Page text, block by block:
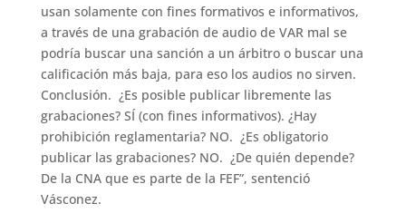
usan solamente con fines formativos e informativos,
a través de una grabación de audio de VAR mal se
podría buscar una sanción a un árbitro o buscar una
calificación más baja, para eso los audios no sirven.
Conclusión. ¿Es posible publicar libremente las
grabaciones? SÍ (con fines informativos). ¿Hay
prohibición reglamentaria? NO. ¿Es obligatorio
publicar las grabaciones? NO. ¿De quién depende?
De la CNA que es parte de la FEF”, sentenció
Vásconez.